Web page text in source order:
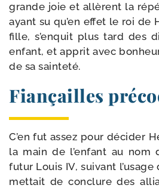
grande joie et allèrent la
ayant su qu’en effet le roi de
fille, s’enquit plus tard des
enfant, et apprit avec
de sa sainteté.
Fiançailles
C’en fut assez pour déci­der
la main de l’en­fant au nom
futur Louis IV, sui­vant
met­tait de conclure des